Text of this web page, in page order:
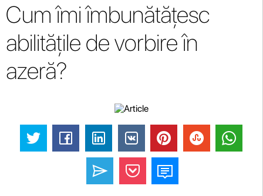
Cum îmi îmbunătățesc
abilitățile de vorbire în
azeră?